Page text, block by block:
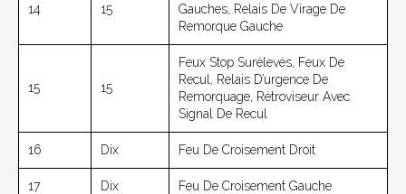
14 15
Gauches, Relais De Virage De
Remorque Gauche
15 15
Feux Stop Surélevés, Feux De
Recul, Relais D’urgence De
Remorquage, Rétroviseur Avec
Signal De Recul
16 Dix Feu De Croisement Droit
17 Dix Feu De Croisement Gauche